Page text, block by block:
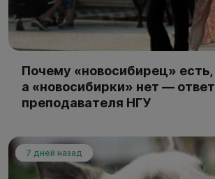
Почему «новосибирец» есть,
а «новосибирки» нет — ответ
преподавателя НГУ
7 дней назад